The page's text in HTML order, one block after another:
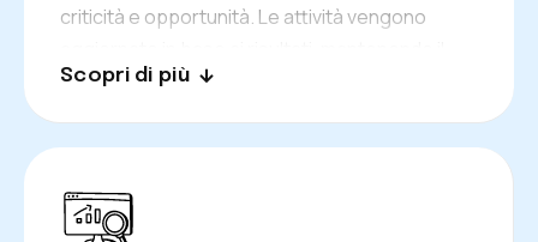
criticità e opportunità. Le attività vengono
progetto sempre allineato agli obiettivi.
Scopri di più